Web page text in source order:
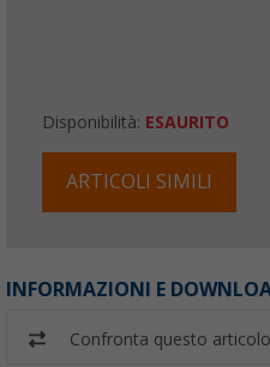
Disponibilità: ESAURITO
ARTICOLI SIMILI
INFORMAZIONI E
Confronta questo articolo